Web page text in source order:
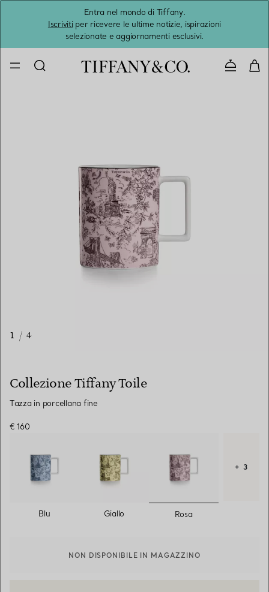
Entra nel mondo di Tiffany.
Iscrivitiper ricevere le ultime notizie, ispirazioni
selezionate e aggiornamenti esclusivi.
1 / 4
Collezione Tiffany Toile
Tazza in porcellana fine
€ 160
Blu Giallo Rosa
+ 3
NON DISPONIBILE IN MAGAZZINO